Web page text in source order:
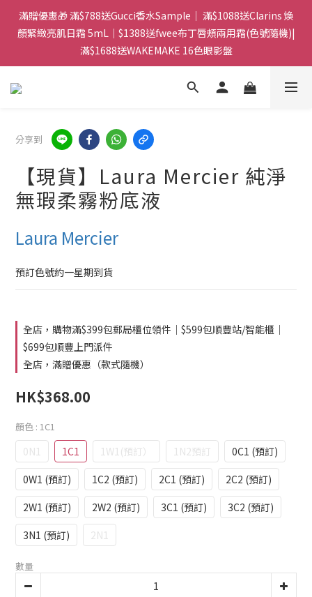
門市：旺角兆萬中心地庫B218 ｜ 所有訂單可旺角門市取貨｜全店
滿$399包郵局取件｜$599包順豐站/站智能櫃｜$699包順豐上門派
件
滿贈優惠🎁 滿$788送Gucci香水Sample｜ 滿$1088送Clarins 煥
顏緊緻亮肌日霜 5mL｜$1388送fwee布丁唇頰兩用霜(色號隨機)|
滿$1688送WAKEMAKE 16色眼影盤
門市：旺角兆萬中心地庫B218 ｜ 所有訂單可旺角門市取貨｜全店
分享到
【現貨】Laura Mercier 純淨
無瑕柔霧粉底液
Laura Mercier
預訂色號約一星期到貨
全店，購物滿$399包郵局櫃位領件｜$599包順豐站/智能櫃｜
$699包順豐上門派件
全店，滿贈優惠（款式隨機）
HK$368.00
顏色 : 1C1
0N1 1C1 1W1(預訂） 1N2預訂
0C1 (預訂)
0W1 (預訂)
1C2 (預訂) 2C1 (預訂)
2C2 (預訂)
2W1 (預訂)
2W2 (預訂) 3C1 (預訂)
3C2 (預訂)
3N1 (預訂)
2N1
數量